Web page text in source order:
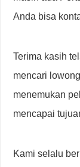
Anda bisa
Terima kasih
mencari
menemukan
mencapai
Kami selalu